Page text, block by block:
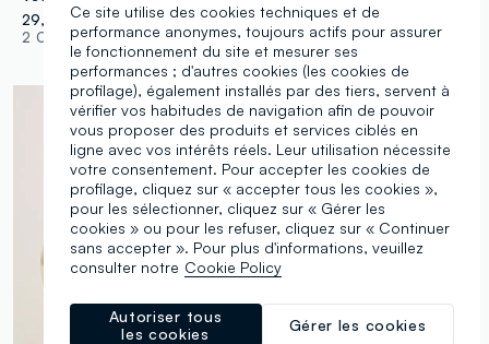
29,95 €
2 Couleurs
35,95 € -50% 17,97 €
1 Couleurs
Ce site utilise des cookies techniques et de
performance anonymes, toujours actifs pour assurer
le fonctionnement du site et mesurer ses
performances ; d'autres cookies (les cookies de
profilage), également installés par des tiers, servent à
vérifier vos habitudes de navigation afin de pouvoir
vous proposer des produits et services ciblés en
ligne avec vos intérêts réels. Leur utilisation nécessite
votre consentement. Pour accepter les cookies de
profilage, cliquez sur « accepter tous les cookies »,
pour les sélectionner, cliquez sur « Gérer les
cookies » ou pour les refuser, cliquez sur « Continuer
sans accepter ». Pour plus d'informations, veuillez
consulter notre Cookie Policy
Gérer les cookies
Autoriser tous
les cookies